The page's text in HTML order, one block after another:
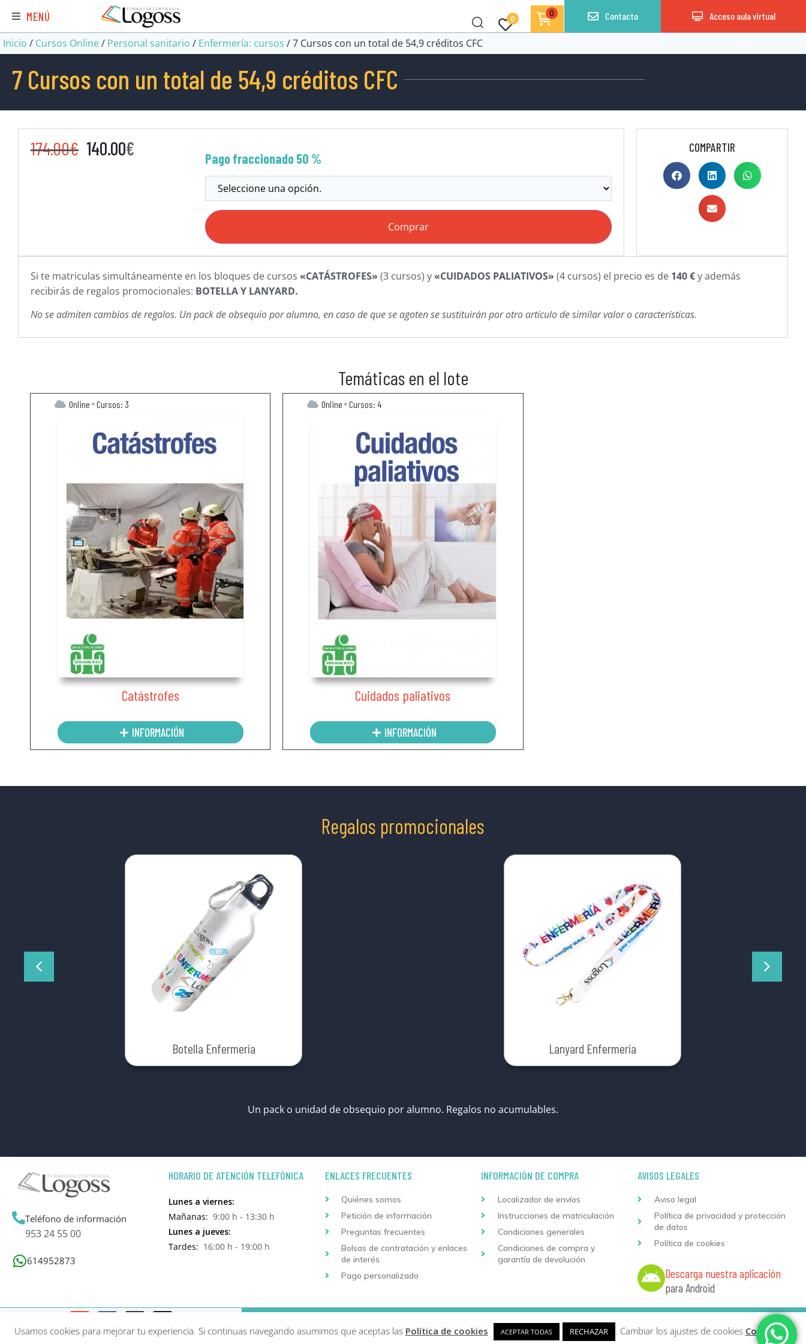
MENÚ 0
0 Contacto Acceso aula virtual
Inicio / Cursos Online/ Personal sanitario / Enfermería: cursos / 7 Cursos con un total de 54,9 créditos CFC
7 Cursos con un total de 54,9 créditos CFC
174.00€ 140.00€ Pago fraccionado 50 %
Comprar
COMPARTIR
Si te matriculas simultáneamente en los bloques de cursos «CATÁSTROFES» (3 cursos) y«CUIDADOS PALIATIVOS» (4 cursos) el precio es de 140 €y además
recibirás de regalos promocionales: BOTELLA Y LANYARD.
No se admiten cambios de regalos. Un pack de obsequio por alumno, en caso de que se agoten se sustituirán por otro artículo de similar valor o características.​
Temáticas en el lote
Online Cursos: 3
Catástrofes
INFORMACIÓN
Online Cursos: 4
Cuidados paliativos
INFORMACIÓN
Regalos promocionales
Botella Enfermería Lanyard Enfermería
Un pack o unidad de obsequio por alumno. Regalos no acumulables.
Teléfono de información
953 24 55 00
614952873
HORARIO DE ATENCIÓN TELEFÓNICA
Lunes a viernes:
Mañanas: 9:00 h - 13:30 h
Lunes a jueves:
Tardes: 16:00 h - 19:00 h
ENLACES FRECUENTES
Quiénes somos
Petición de información
Preguntas frecuentes
Bolsas de contratación y enlaces
de interés
Pago personalizado
INFORMACIÓN DE COMPRA
Localizador de envíos
Instrucciones de matriculación
Condiciones generales
Condiciones de compra y
garantía de devolución
AVISOS LEGALES
Aviso legal
Política de privacidad y protección
de datos
Política de cookies
Descarga nuestra aplicación
para Android
Usamos cookies para mejorar tu experiencia. Si continuas navegando asumimos que aceptas las Política de cookies ACEPTAR TODAS RECHAZAR . Cambiar los ajustes de cookies Configurar